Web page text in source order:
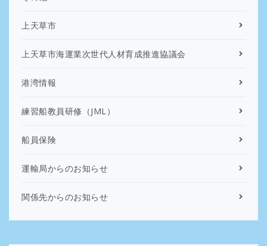
上天草市
上天草市海運業次世代人材育成推進協議会
港湾情報
練習船教員研修（JML）
船員保険
運輸局からのお知らせ
関係先からのお知らせ